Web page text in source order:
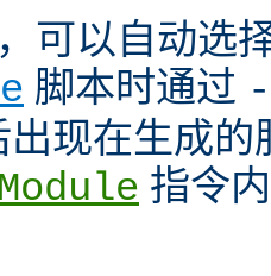
可以自动选
脚本时通过
现在生成
指令